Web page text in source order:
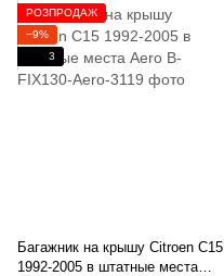
РОЗПРОДАЖ
−9%
3
Багажник на крышу Citroen C15
1992-2005 в штатные места